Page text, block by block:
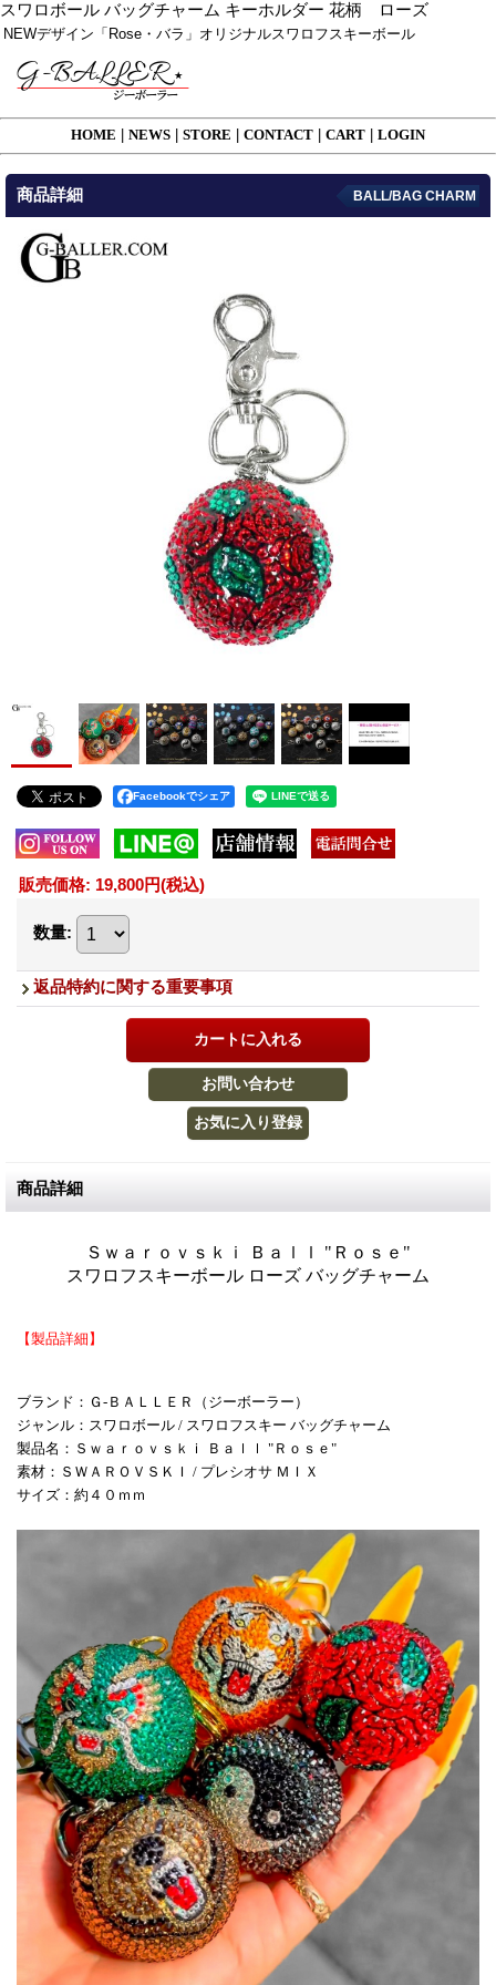
スワロボール バッグチャーム キーホルダー 花柄 ローズ
NEWデザイン「Rose・バラ」オリジナルスワロフスキーボール
HOME NEWS STORE CONTACT CART LOGIN
商品詳細 BALL/BAG CHARM
Facebookでシェア
販売価格: 19,800円(税込)
数量:
返品特約に関する重要事項
商品詳細
Ｓｗａｒｏｖｓｋｉ Ｂａｌｌ "Ｒｏｓｅ"
スワロフスキーボール ローズ バッグチャーム
【製品詳細】
ブランド：Ｇ-ＢＡＬＬＥＲ（ジーボーラー）
ジャンル：スワロボール / スワロフスキー バッグチャーム
製品名： Ｓｗａｒｏｖｓｋｉ Ｂａｌｌ "Ｒｏｓｅ"
素材：ＳＷＡＲＯＶＳＫＩ / プレシオサ ＭＩＸ
サイズ：約４０ｍｍ